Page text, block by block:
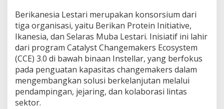
Berikanesia Lestari merupakan konsorsium dari
tiga organisasi, yaitu Berikan Protein Initiative,
Ikanesia, dan Selaras Muba Lestari. Inisiatif ini lahir
dari program Catalyst Changemakers Ecosystem
(CCE) 3.0 di bawah binaan Instellar, yang berfokus
pada penguatan kapasitas changemakers dalam
mengembangkan solusi berkelanjutan melalui
pendampingan, jejaring, dan kolaborasi lintas
sektor.